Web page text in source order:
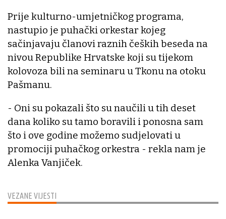
VEZANE VIJESTI
Prije kulturno-umjetničkog programa,
nastupio je puhački orkestar kojeg
sačinjavaju članovi raznih čeških beseda na
nivou Republike Hrvatske koji su tijekom
kolovoza bili na seminaru u Tkonu na otoku
Pašmanu.
- Oni su pokazali što su naučili u tih deset
dana koliko su tamo boravili i ponosna sam
što i ove godine možemo sudjelovati u
promociji puhačkog orkestra - rekla nam je
Alenka Vanjiček.